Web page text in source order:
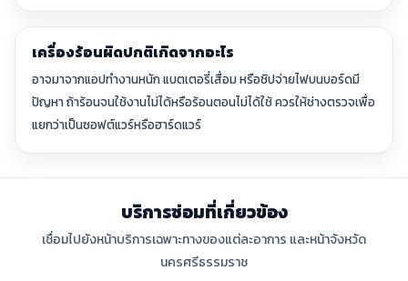
เครื่องร้อนผิดปกติเกิดจากอะไร
อาจมาจากแอปทำงานหนัก แบตเตอรี่เสื่อม หรือชิปจ่ายไฟบนบอร์ดมี
ปัญหา ถ้าร้อนจนใช้งานไม่ได้หรือร้อนตอนไม่ได้ใช้ ควรให้ช่างตรวจเพื่อ
แยกว่าเป็นซอฟต์แวร์หรือฮาร์ดแวร์
บริการซ่อมที่เกี่ยวข้อง
เชื่อมไปยังหน้าบริการเฉพาะทางของแต่ละอาการ และหน้าจังหวัด
นครศรีธรรมราช